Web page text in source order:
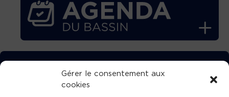
Gérer le consentement aux
cookies
TÉLÉCHARGEZ GRATUITEMENT
L’APPLICATION TVBA !